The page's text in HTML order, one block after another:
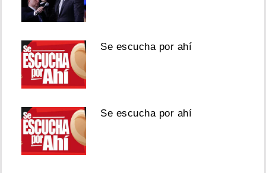
Se escucha por ahí
Se escucha por ahí